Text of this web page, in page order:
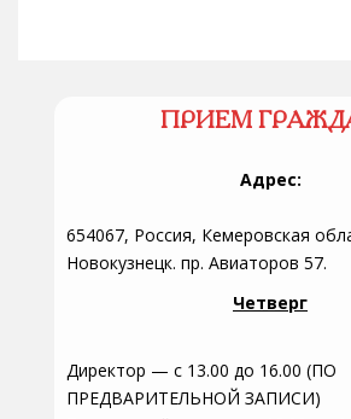
ПРИЕМ
Адрес:
654067, Россия, Кемеровская
Новокузнецк. пр. Авиаторов 57.
Четверг
Директор — с 13.00 до 16.00 (ПО
ПРЕДВАРИТЕЛЬНОЙ ЗАПИСИ)